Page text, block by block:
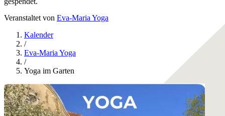
Veranstaltet von Eva-Maria Yoga
Kalender
/
Eva-Maria Yoga
/
Yoga im Garten